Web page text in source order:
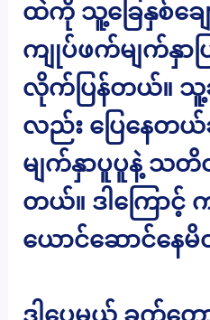
ထဲကို သူ့ခြေနှစ်ချေ
ကျုပ်ဖက်မျက်နှာပ
လိုက်ပြန်တယ်။
လည်း ပြေနေတ
မျက်နှာပူပူနဲ့ သတိ
တယ်။ ဒါကြောင့်
ယောင်ဆောင်နေ